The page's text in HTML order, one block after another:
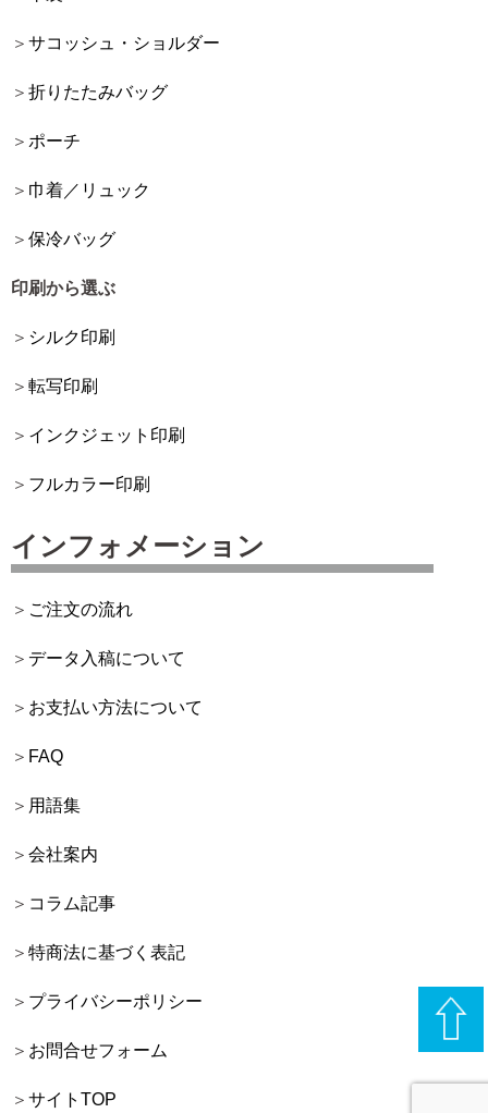
サコッシュ・ショルダー
折りたたみバッグ
ポーチ
巾着／リュック
保冷バッグ
印刷から選ぶ
シルク印刷
転写印刷
インクジェット印刷
フルカラー印刷
インフォメーション
ご注文の流れ
データ入稿について
お支払い方法について
FAQ
用語集
会社案内
コラム記事
特商法に基づく表記
プライバシーポリシー
お問合せフォーム
サイトTOP